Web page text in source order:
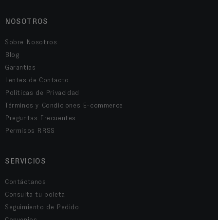
NOSOTROS
Sobre Nosotros
Blog
Garantías
Lentes de Contacto
Políticas de Privacidad
Términos y Condiciones E-commerce
Preguntas Frecuentes
Permisos RRSS
SERVICIOS
Contáctanos
Consulta tu boleta
Seguimiento de Pedido